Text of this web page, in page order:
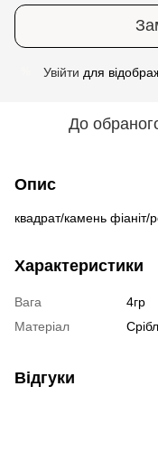
Увійти для
До
Опис
квадрат/камень
Характеристики
Вага
4гр
Матеріал
Відгуки